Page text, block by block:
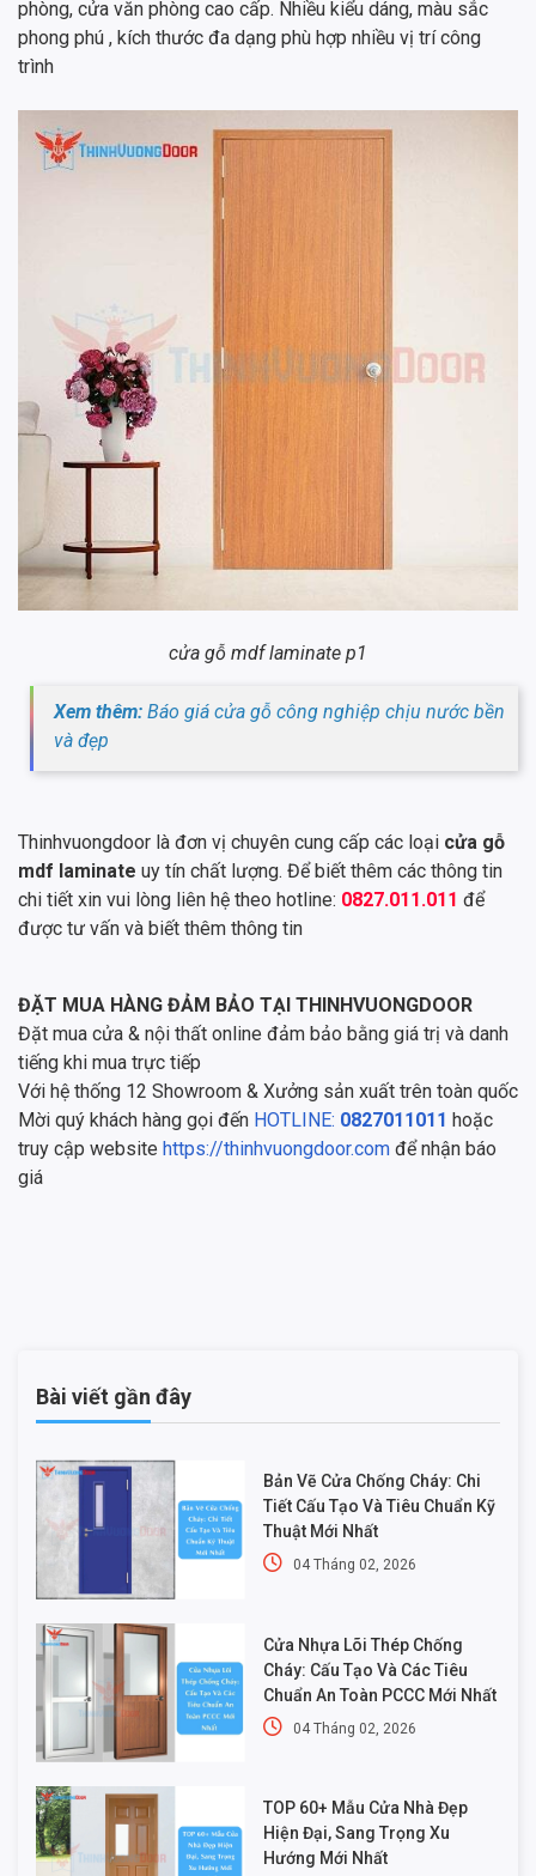
phòng, cửa văn phòng cao cấp. Nhiều kiểu dáng, màu sắc
phong phú , kích thước đa dạng phù hợp nhiều vị trí công
trình
cửa gỗ mdf laminate p1
Xem thêm: Báo giá cửa gỗ công nghiệp chịu nước bền
và đẹp
Thinhvuongdoor là đơn vị chuyên cung cấp các loại cửa gỗ
mdf laminate uy tín chất lượng. Để biết thêm các thông tin
chi tiết xin vui lòng liên hệ theo hotline: 0827.011.011 để
được tư vấn và biết thêm thông tin
ĐẶT MUA HÀNG ĐẢM BẢO TẠI THINHVUONGDOOR
Đặt mua cửa & nội thất online đảm bảo bằng giá trị và danh
tiếng khi mua trực tiếp
Với hệ thống 12 Showroom & Xưởng sản xuất trên toàn quốc
Mời quý khách hàng gọi đến HOTLINE: 0827011011 hoặc
truy cập website https://thinhvuongdoor.com để nhận báo
giá
Bài viết gần đây
Bản Vẽ Cửa Chống Cháy: Chi
Tiết Cấu Tạo Và Tiêu Chuẩn Kỹ
Thuật Mới Nhất
04 Tháng 02, 2026
Cửa Nhựa Lõi Thép Chống
Cháy: Cấu Tạo Và Các Tiêu
Chuẩn An Toàn PCCC Mới Nhất
04 Tháng 02, 2026
TOP 60+ Mẫu Cửa Nhà Đẹp
Hiện Đại, Sang Trọng Xu
Hướng Mới Nhất